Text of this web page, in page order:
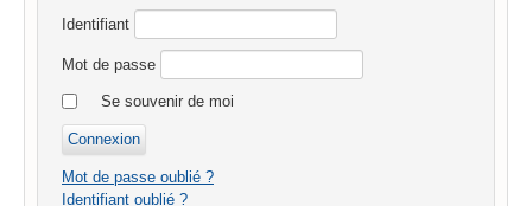
Identifiant
Mot de passe
Se souvenir de moi
Mot de passe oublié ?
Identifiant oublié ?